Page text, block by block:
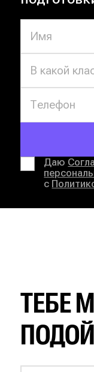
В какой
Даю
с
ТЕБЕ